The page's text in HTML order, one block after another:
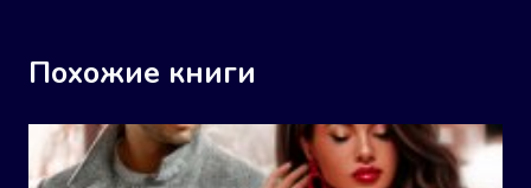
Похожие книги